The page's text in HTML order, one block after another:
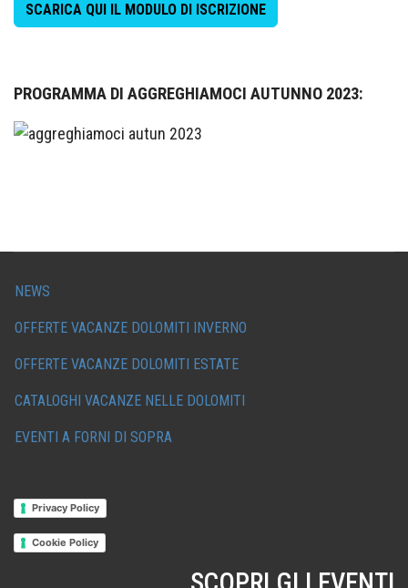
SCARICA QUI IL MODULO DI ISCRIZIONE
PROGRAMMA DI AGGREGHIAMOCI AUTUNNO 2023:
NEWS
OFFERTE VACANZE DOLOMITI INVERNO
OFFERTE VACANZE DOLOMITI ESTATE
CATALOGHI VACANZE NELLE DOLOMITI
EVENTI A FORNI DI SOPRA
Privacy Policy
Cookie Policy